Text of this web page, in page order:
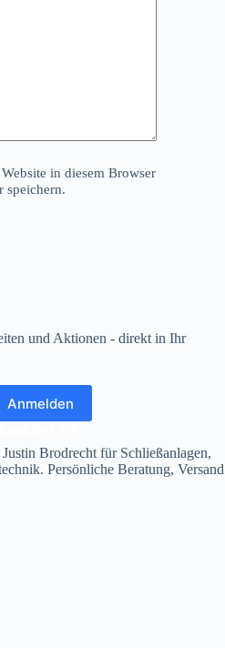
in diesem Browser
speichern.
und Aktionen - direkt in Ihr
Anmelden
Brodrecht für Schließanlagen,
Persönliche Beratung, Versand